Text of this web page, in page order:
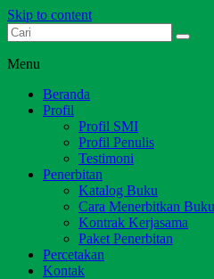
Skip to content
Dari Jambi untuk Indonesia
Menu
Beranda
Profil
Profil SMI
Profil Penulis
Testimoni
Penerbitan
Katalog Buku
Cara Menerbitkan Buku
Kontrak Kerjasama
Paket Penerbitan
Percetakan
Kontak